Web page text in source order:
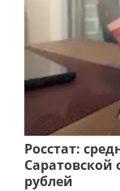
Росстат:
Саратовской
рублей